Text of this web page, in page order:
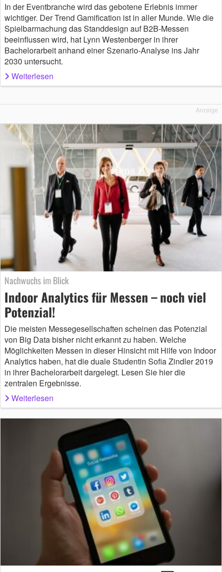
In der Eventbranche wird das gebotene Erlebnis immer
wichtiger. Der Trend Gamification ist in aller Munde. Wie die
Spielbarmachung das Standdesign auf B2B-Messen
beeinflussen wird, hat Lynn Westenberger in ihrer
Bachelorarbeit anhand einer Szenario-Analyse ins Jahr
2030 untersucht.
Weiterlesen
Anzeige
Nachwuchs im Blick
Indoor Analytics für Messen – noch viel
Potenzial!
Die meisten Messegesellschaften scheinen das Potenzial
von Big Data bisher nicht erkannt zu haben. Welche
Möglichkeiten Messen in dieser Hinsicht mit Hilfe von Indoor
Analytics haben, hat die duale Studentin Sofia Zindler 2019
in ihrer Bachelorarbeit dargelegt. Lesen Sie hier die
zentralen Ergebnisse.
Weiterlesen